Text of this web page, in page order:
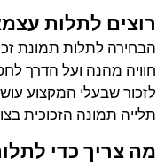
רוצים לתלות
הבחירה לתלות תמונת
חוויה מהנה ועל הדרך
לזכור שבעלי המקצוע
תלייה תמונה הזכוכית
מה צריך כדי